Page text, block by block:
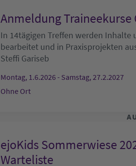
Anmeldung Traineekurse
In 14tägigen Treffen werden
bearbeitet und in Praxisprojekten
Steffi Gariseb
Montag, 1.6.2026 - Samstag, 27.2.2027
Ohne Ort
ejoKids Sommerwiese
Warteliste